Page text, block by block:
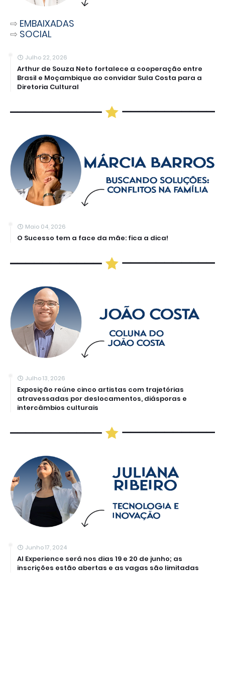
⇨ EMBAIXADAS
⇨ SOCIAL
Julho 22, 2026
Arthur de Souza Neto fortalece a cooperação entre
Brasil e Moçambique ao convidar Sula Costa para a
Diretoria Cultural
Maio 04, 2026
O Sucesso tem a face da mãe: fica a dica!
Julho 13, 2026
Exposição reúne cinco artistas com trajetórias
atravessadas por deslocamentos, diásporas e
intercâmbios culturais
Junho 17, 2024
AI Experience será nos dias 19 e 20 de junho; as
inscrições estão abertas e as vagas são limitadas